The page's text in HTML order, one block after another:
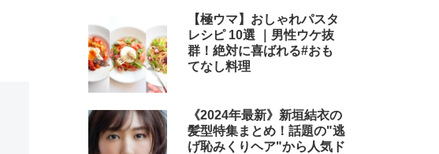
【極ウマ】おしゃれパスタ
レシピ 10選 ｜男性ウケ抜
群！絶対に喜ばれる#おも
てなし料理
《2024年最新》新垣結衣の
髪型特集まとめ！話題の"逃
げ恥みくりヘア"から人気ド